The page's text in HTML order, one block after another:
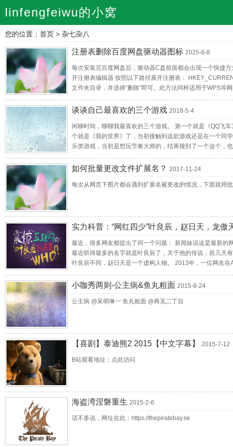
linfengfeiwu的小窝
您的位置： 首页 > 杂七杂八
注册表删除百度网盘驱动器图标 2025-6-8
每次安装完百度网盘后，驱动器C盘前面都会出现一个快捷
开注册表编辑器 按照以下路径展开注册表：
文件夹目录，并选择“删除”即可。此方法同样适用于WPS
谈谈自己最喜欢的三个游戏 2018-5-4
闲聊时间，聊聊我最喜欢的三个游戏。 第一个就是《QQ飞
个就是《我的世界》了，当初接触到这款游戏还是在一个同
乐类游戏，当初是想玩节奏大师的，结果搜到了一个这个，
如何批量更改文件扩展名？ 2017-11-24
每次从网页下图片都会遇到扩展名被更改的情况，下面就用
实力科普：“网红四少”叶良辰，赵日天，龙傲
最近，很多网友都提出了同一个问题： 新闻妹说这是最新
最近听得最多的名字就是叶良辰了，关于他的传说，前几
叶良辰不同，赵日天是一个虚构人物。 2013年，一位网友
到有读者试着接龙下去，越写越夸张…… 随便截两段大家感
聊的读者们盯上了，集体智慧成就了一部港漫风的故事。 之
母身份强大；进阶之路坠崖后在山洞里得到传承的，100%
我”走红的“小黄人”。 叶良辰聊天记录里提到女友名叫“李汶
特别火的原因，简单总结一下就是↓↓ 叶良辰是一个爱看玛
小咖秀两则-公主病&鱼丸粗面 2015-8-24
公主病 @呆萌琳〰 鱼丸粗面 @再见二丁目
【喜剧】泰迪熊2 2015【中文字幕】 2015-7-12
B站观看地址：点此访问
海盗湾涅磐重生 2015-2-6
话不多说，网址在此：https://thepiratebay.se